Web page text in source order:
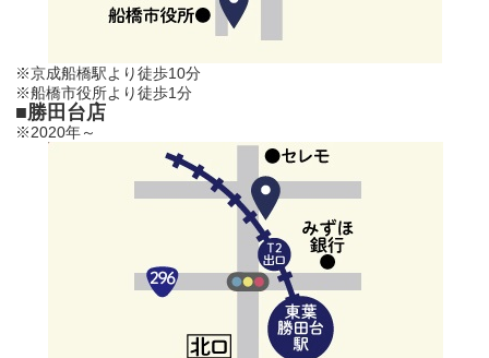
※京成船橋駅より徒歩10分
※船橋市役所より徒歩1分
■勝田台店
※2020年～